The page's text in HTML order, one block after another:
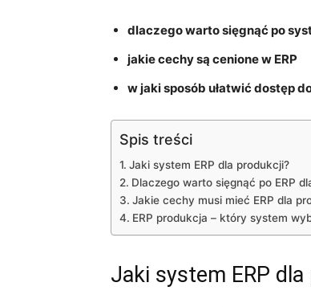
dlaczego warto sięgnąć po
jakie cechy są cenione w ERP
w jaki sposób ułatwić dostęp
Spis treści
Jaki system ERP dla produkcji?
Dlaczego warto sięgnąć po ERP
Jakie cechy musi mieć ERP dla
ERP produkcja – który system
Jaki system ERP